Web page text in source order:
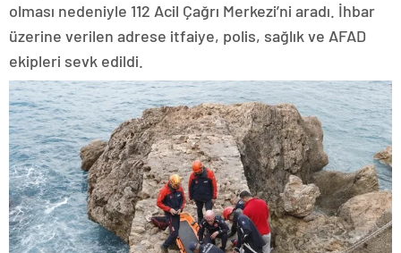
olması nedeniyle 112 Acil Çağrı Merkezi’ni aradı. İhbar
üzerine verilen adrese itfaiye, polis, sağlık ve AFAD
ekipleri sevk edildi.